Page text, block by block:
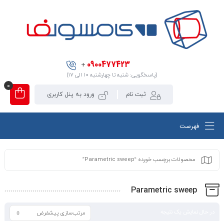
0900477423
+
(پاسخگویی: شنبه تا چهارشنبه ۱۰ الی ۱۷)
ثبت نام ورود به پنل کاربری
0
فهرست
محصولات برچسب خورده “Parametric sweep”
Parametric sweep